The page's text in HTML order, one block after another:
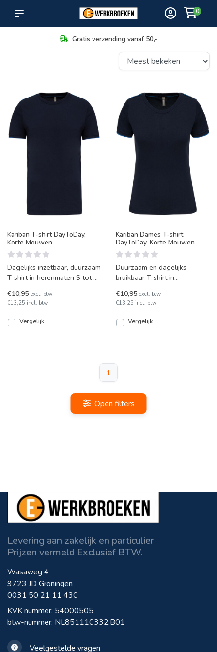
0
Gratis verzending vanaf 50,-
Kariban T-shirt DayToDay,
Korte Mouwen
Dagelijks inzetbaar, duurzaam
T-shirt in herenmaten S tot en
kleurcombi
€10,95 excl. btw
€13,25 incl. btw
Vergelijk
Kariban Dames T-shirt
DayToDay, Korte Mouwen
Duurzaam en dagelijks
bruikbaar T-shirt in
3XL. Verschillende
kleurcombinat
€10,95 excl. btw
€13,25 incl. btw
Vergelijk
1
Open filters
Levering aan zakelijk en particulier.
Prijzen vermeld Exclusief BTW.
Wasaweg 4
9723 JD Groningen
0031 50 21 11 430
KVK nummer: 54000505
btw-nummer: NL851110332.B01
Veelgestelde vragen